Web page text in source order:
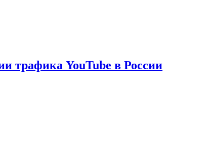
трафика YouTube в России